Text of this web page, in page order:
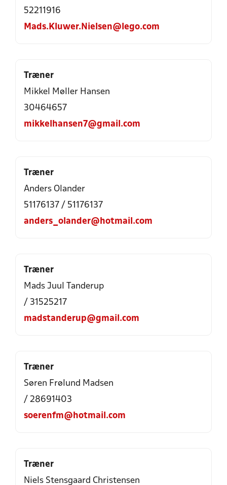
52211916
Mads.Kluwer.Nielsen@lego.com
Træner
Mikkel Møller Hansen
30464657
mikkelhansen7@gmail.com
Træner
Anders Olander
51176137 / 51176137
anders_olander@hotmail.com
Træner
Mads Juul Tanderup
/ 31525217
madstanderup@gmail.com
Træner
Søren Frølund Madsen
/ 28691403
soerenfm@hotmail.com
Træner
Niels Stensgaard Christensen